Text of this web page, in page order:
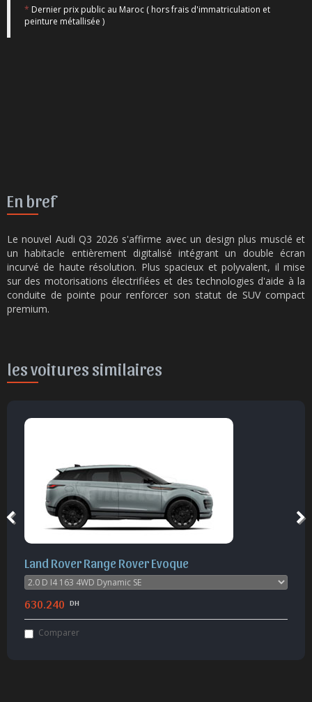
* Dernier prix public au Maroc ( hors frais d'immatriculation et
peinture métallisée )
En bref
Le nouvel Audi Q3 2026 s'affirme avec un design plus musclé et
un habitacle entièrement digitalisé intégrant un double écran
incurvé de haute résolution. Plus spacieux et polyvalent, il mise
sur des motorisations électrifiées et des technologies d'aide à la
conduite de pointe pour renforcer son statut de SUV compact
premium.
les voitures similaires
Land Rover Range Rover Evoque
630.240 DH
Comparer